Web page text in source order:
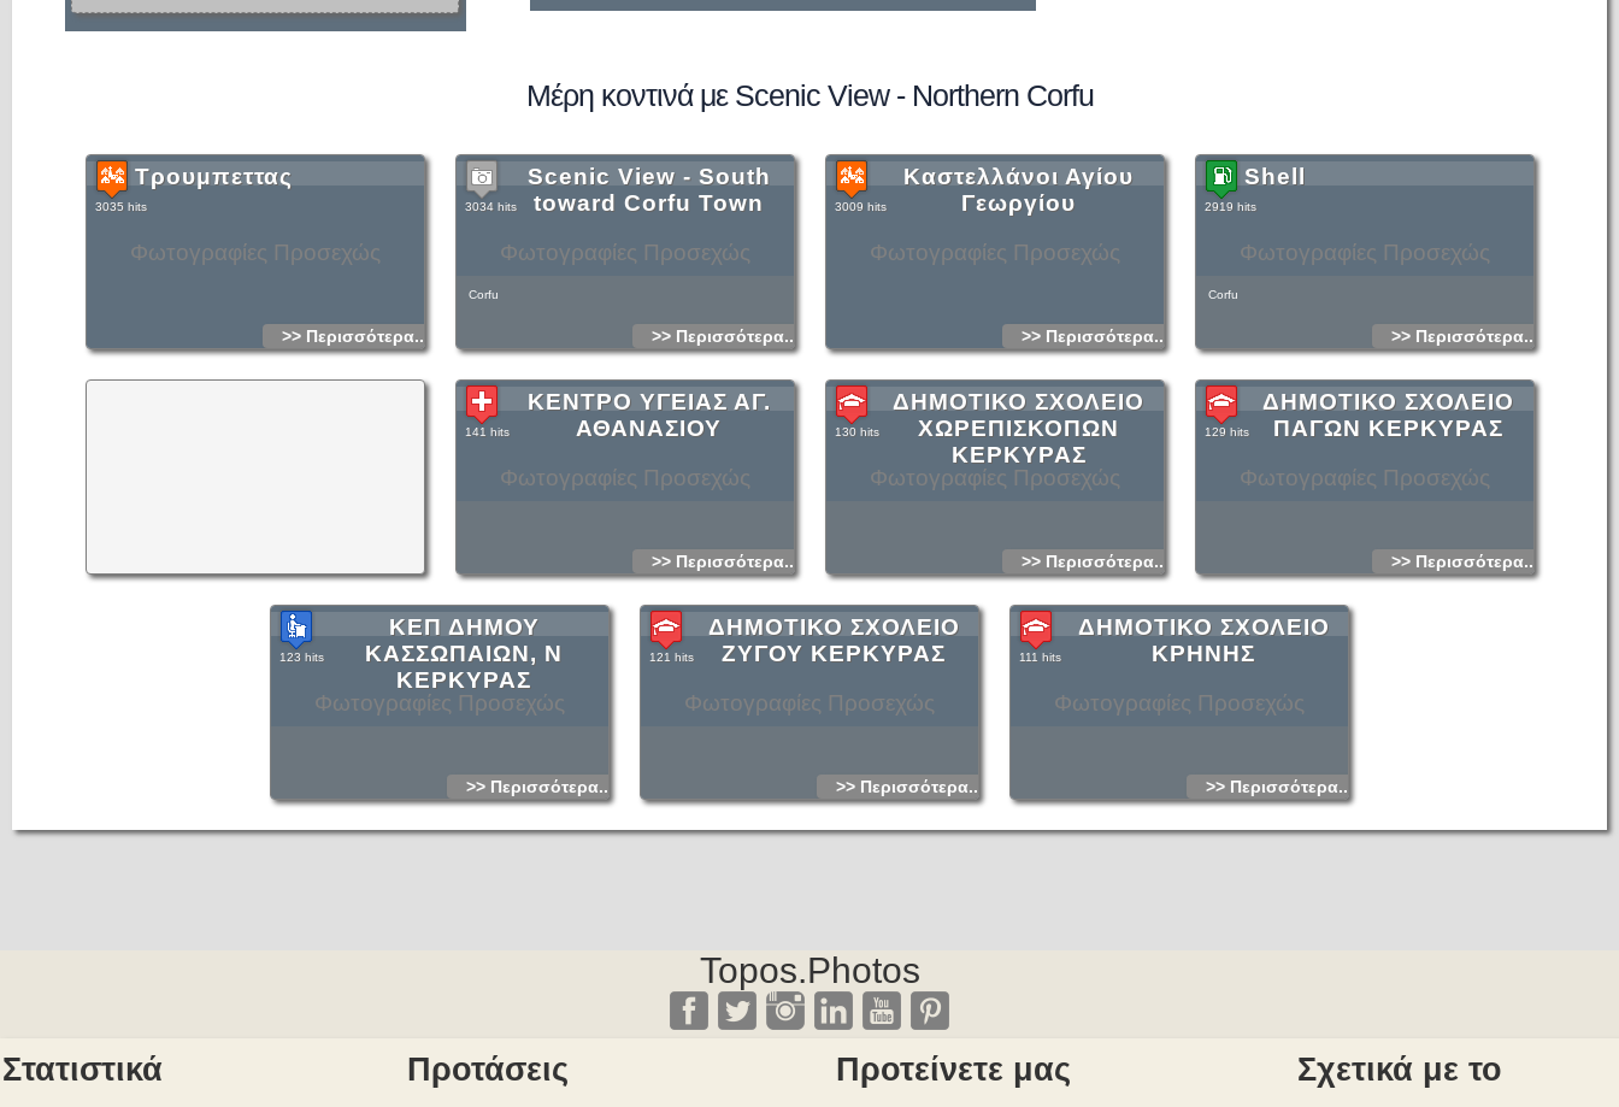
Μέρη κοντινά με Scenic View - Northern Corfu
Φωτογραφίες Προσεχώς
Τρουμπεττας
3035 hits
>> Περισσότερα...
Φωτογραφίες Προσεχώς
Scenic View - South
toward Corfu Town
3034 hits
Corfu
>> Περισσότερα...
Φωτογραφίες Προσεχώς
Καστελλάνοι Αγίου
Γεωργίου
3009 hits
>> Περισσότερα...
Φωτογραφίες Προσεχώς
Shell
2919 hits
Corfu
>> Περισσότερα...
Φωτογραφίες Προσεχώς
ΚΕΝΤΡΟ ΥΓΕΙΑΣ ΑΓ.
ΑΘΑΝΑΣΙΟΥ
141 hits
>> Περισσότερα...
Φωτογραφίες Προσεχώς
ΔΗΜΟΤΙΚΟ ΣΧΟΛΕΙΟ
ΧΩΡΕΠΙΣΚΟΠΩΝ
ΚΕΡΚΥΡΑΣ
130 hits
>> Περισσότερα...
Φωτογραφίες Προσεχώς
ΔΗΜΟΤΙΚΟ ΣΧΟΛΕΙΟ
ΠΑΓΩΝ ΚΕΡΚΥΡΑΣ
129 hits
>> Περισσότερα...
Φωτογραφίες Προσεχώς
ΚΕΠ ΔΗΜΟΥ
ΚΑΣΣΩΠΑΙΩΝ, Ν
ΚΕΡΚΥΡΑΣ
123 hits
>> Περισσότερα...
Φωτογραφίες Προσεχώς
ΔΗΜΟΤΙΚΟ ΣΧΟΛΕΙΟ
ΖΥΓΟΥ ΚΕΡΚΥΡΑΣ
121 hits
>> Περισσότερα...
Φωτογραφίες Προσεχώς
ΔΗΜΟΤΙΚΟ ΣΧΟΛΕΙΟ
ΚΡΗΝΗΣ
111 hits
>> Περισσότερα...
Topos.Photos
Στατιστικά Προτάσεις Προτείνετε μας
Σχετικά με το